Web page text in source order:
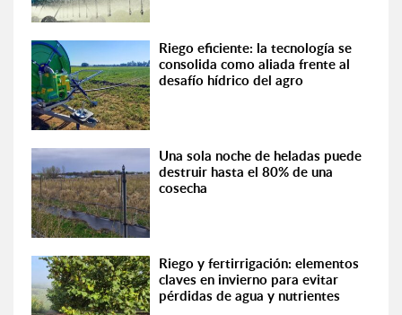
Riego eficiente: la tecnología se
consolida como aliada frente al
desafío hídrico del agro
Una sola noche de heladas puede
destruir hasta el 80% de una
cosecha
Riego y fertirrigación: elementos
claves en invierno para evitar
pérdidas de agua y nutrientes